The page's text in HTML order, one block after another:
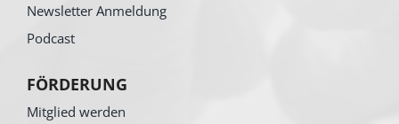
Newsletter Anmeldung
Podcast
FÖRDERUNG
Mitglied werden